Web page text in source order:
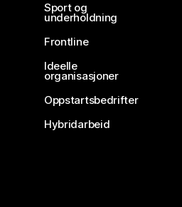
Sport og
underholdning
Frontline
Ideelle
organisasjoner
Oppstartsbedrifter
Hybridarbeid